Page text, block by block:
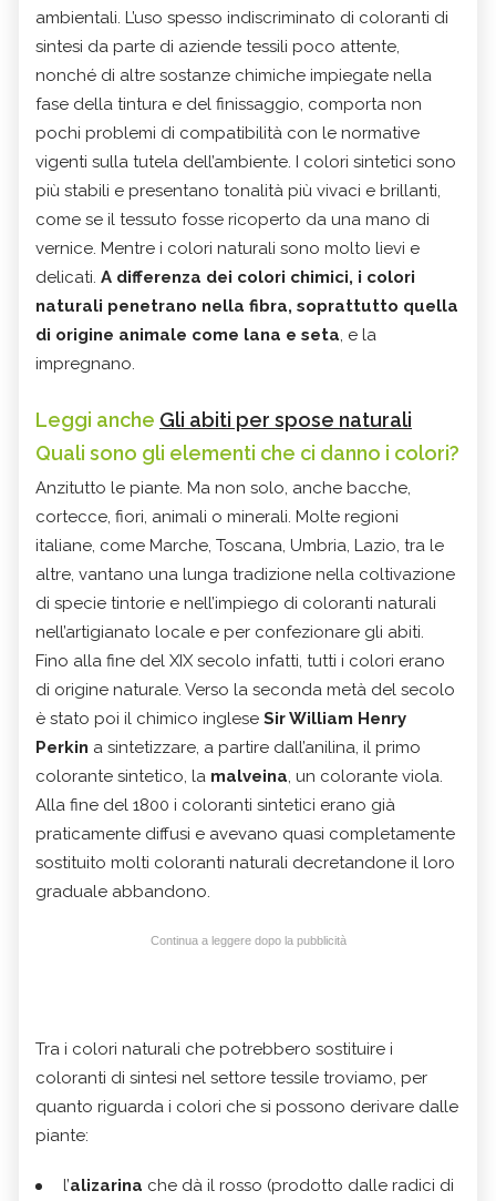
ambientali. L’uso spesso indiscriminato di coloranti di
sintesi da parte di aziende tessili poco attente,
nonché di altre sostanze chimiche impiegate nella
fase della tintura e del finissaggio, comporta non
pochi problemi di compatibilità con le normative
vigenti sulla tutela dell’ambiente. I colori sintetici sono
più stabili e presentano tonalità più vivaci e brillanti,
come se il tessuto fosse ricoperto da una mano di
vernice. Mentre i colori naturali sono molto lievi e
delicati. A differenza dei colori chimici, i colori
naturali penetrano nella fibra, soprattutto quella
di origine animale come lana e seta, e la
impregnano.
Leggi anche Gli abiti per spose naturali
Quali sono gli elementi che ci danno i colori?
Anzitutto le piante. Ma non solo, anche bacche,
cortecce, fiori, animali o minerali. Molte regioni
italiane, come Marche, Toscana, Umbria, Lazio, tra le
altre, vantano una lunga tradizione nella coltivazione
di specie tintorie e nell’impiego di coloranti naturali
nell’artigianato locale e per confezionare gli abiti.
Fino alla fine del XIX secolo infatti, tutti i colori erano
di origine naturale. Verso la seconda metà del secolo
è stato poi il chimico inglese Sir William Henry
Perkin a sintetizzare, a partire dall’anilina, il primo
colorante sintetico, la malveina, un colorante viola.
Alla fine del 1800 i coloranti sintetici erano già
praticamente diffusi e avevano quasi completamente
sostituito molti coloranti naturali decretandone il loro
graduale abbandono.
Continua a leggere dopo la pubblicità
Tra i colori naturali che potrebbero sostituire i
coloranti di sintesi nel settore tessile troviamo, per
quanto riguarda i colori che si possono derivare dalle
piante:
l’alizarina che dà il rosso (prodotto dalle radici di